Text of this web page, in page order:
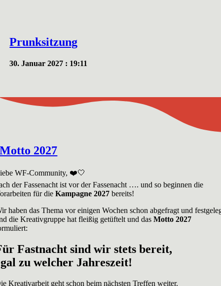
Prunksitzung
30. Januar 2027 : 19:11
Motto 2027
WF-Community, ❤️🤍
der Fassenacht ist vor der Fassenacht …. und so beginnen die
für dieKampagne 2027 bereits!
haben das Thema vor einigen Wochen schon abgefragt und
die Kreativgruppe hat fleißig getüftelt und dasMotto 2027
Fastnacht sind wir stets bereit,
zu welcher Jahreszeit!
Kreativarbeit geht schon beim nächsten Treffen weiter.